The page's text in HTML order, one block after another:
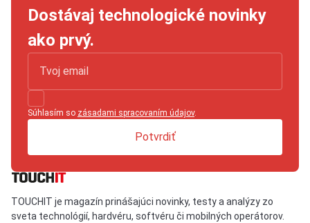
Dostávaj technologické novinky
ako prvý.
Súhlasím so zásadami spracovaním údajov.
Potvrdiť
TOUCHIT je magazín prinášajúci novinky, testy a analýzy zo
sveta technológií, hardvéru, softvéru či mobilných operátorov.